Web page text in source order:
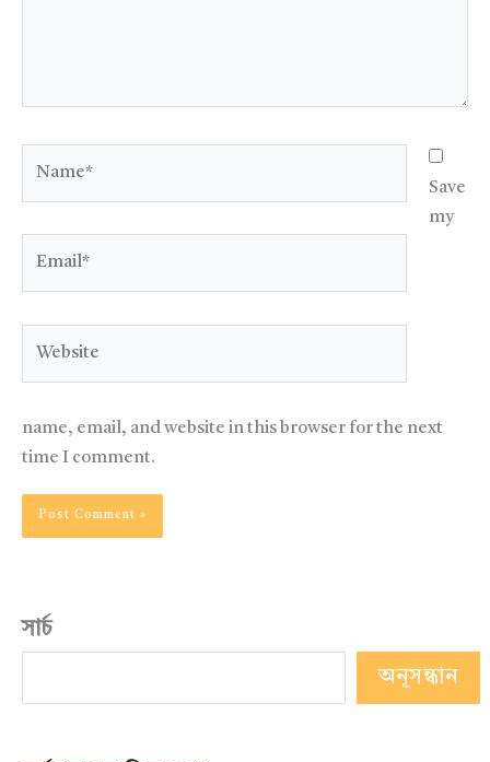
Save
my
name, email, and website in this browser for the next
time I comment.
সার্চ
অনূসন্ধান